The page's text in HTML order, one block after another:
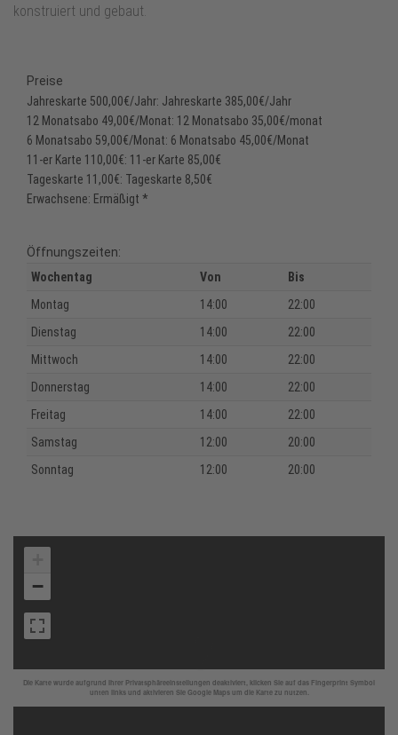
konstruiert und gebaut.
Preise
Jahreskarte 500,00€/Jahr: Jahreskarte 385,00€/Jahr
12 Monatsabo 49,00€/Monat: 12 Monatsabo 35,00€/monat
6 Monatsabo 59,00€/Monat: 6 Monatsabo 45,00€/Monat
11-er Karte 110,00€: 11-er Karte 85,00€
Tageskarte 11,00€: Tageskarte 8,50€
Erwachsene: Ermäßigt *
Öffnungszeiten:
Wochentag
Von
Bis
Montag
14:00
22:00
Dienstag
14:00
22:00
Mittwoch
14:00
22:00
Donnerstag
14:00
22:00
Freitag
14:00
22:00
Samstag
12:00
20:00
Sonntag
12:00 20:00
Die Karte wurde aufgrund Ihrer Privatsphäreeinstellungen deaktiviert, klicken Sie auf das Fingerprint Symbol
unten links und aktivieren Sie Google Maps um die Karte zu nutzen.
−